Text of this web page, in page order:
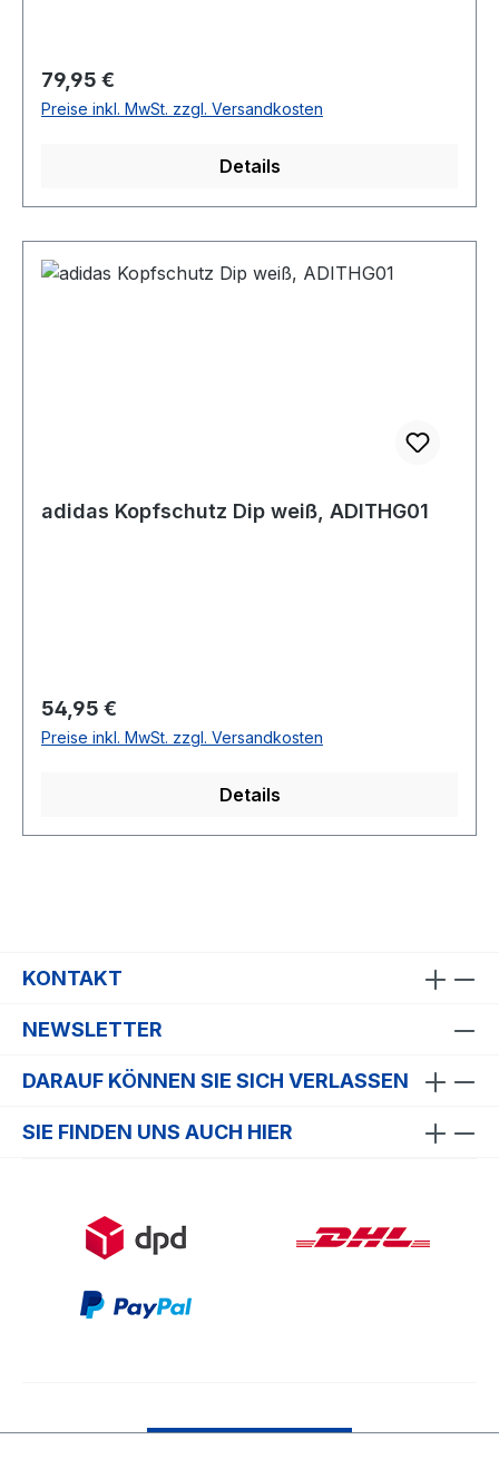
Regulärer Preis:
79,95 €
Preise inkl. MwSt. zzgl. Versandkosten
Details
adidas Kopfschutz Dip weiß, ADITHG01
Regulärer Preis:
54,95 €
Preise inkl. MwSt. zzgl. Versandkosten
Details
KONTAKT
NEWSLETTER
DARAUF KÖNNEN SIE SICH VERLASSEN
SIE FINDEN UNS AUCH HIER